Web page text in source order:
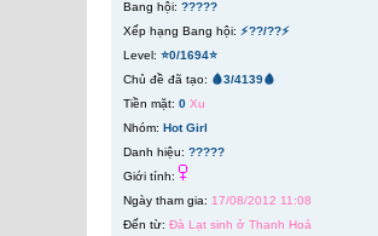
Bang hội: ?????
Xếp hạng Bang hội: ⚡??/??⚡
Level: ⭐0/1694⭐
Chủ đề đã tạo: 🩸3/4139🩸
Tiền mặt: 0 Xu
Nhóm: Hot Girl
Danh hiệu: ?????
Giới tính:
Ngày tham gia: 17/08/2012 11:08
Đến từ: Đà Lạt sinh ở Thanh Hoá